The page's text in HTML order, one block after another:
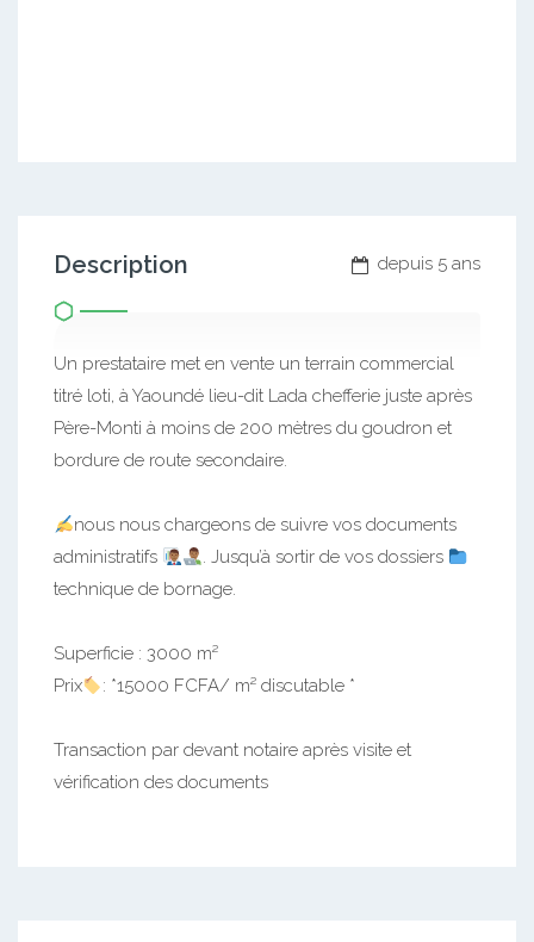
depuis 5 ans
Description
Un prestataire met en vente un terrain commercial
titré loti, à Yaoundé lieu-dit Lada chefferie juste après
Père-Monti à moins de 200 mètres du goudron et
bordure de route secondaire.
nous nous chargeons de suivre vos documents
administratifs
. Jusqu’à sortir de vos dossiers
technique de bornage.
Superficie : 3000 m²
Prix
: *15000 FCFA/ m² discutable *
Transaction par devant notaire après visite et
vérification des documents